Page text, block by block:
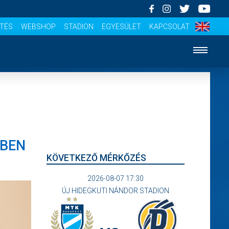
WEBSHOP STADION EGYESÜLET KAPCSOLAT
KÖVETKEZŐ MÉRKŐZÉS
2026-08-07 17:30
ÚJ HIDEGKUTI NÁNDOR STADION